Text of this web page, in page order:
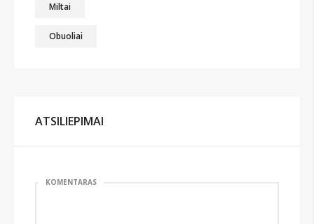
Miltai
Obuoliai
ATSILIEPIMAI
KOMENTARAS